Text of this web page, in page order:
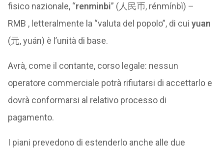
fisico nazionale, “renminbi” (人民币, rénmínbì) –
RMB , letteralmente la “valuta del popolo”, di cui yuan
(元, yuán) è l’unità di base.
Avrà, come il contante, corso legale: nessun
operatore commerciale potrà rifiutarsi di accettarlo e
dovrà conformarsi al relativo processo di
pagamento.
I piani prevedono di estenderlo anche alle due